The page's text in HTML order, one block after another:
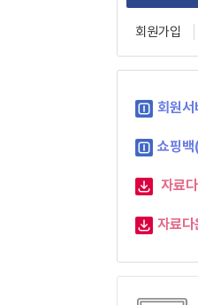
회원가입
회원서
쇼핑
자료
자료